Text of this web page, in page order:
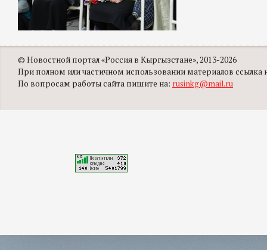
© Новостной портал «Россия в Кыргызстане», 2013-2026
При полном или частичном использовании материалов ссылка
По вопросам работы сайта пишите на: rusinkg@mail.ru